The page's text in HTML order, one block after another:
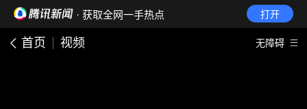
· 获取全网一手热点 打开
首页 视频 无障碍